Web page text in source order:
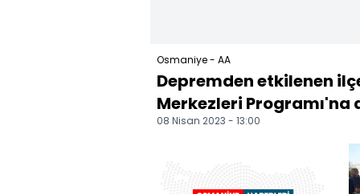
Osmaniye - AA
Depremden etkilenen
Merkezleri Programı'na
08 Nisan 2023 - 13:00